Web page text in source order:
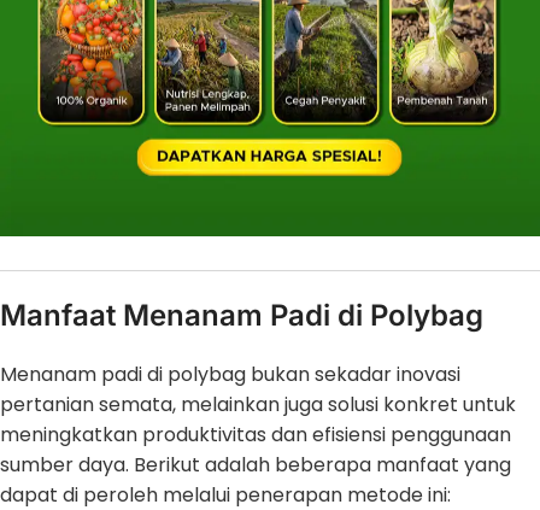
Manfaat Menanam Padi di Polybag
Menanam padi di polybag bukan sekadar inovasi
pertanian semata, melainkan juga solusi konkret untuk
meningkatkan produktivitas dan efisiensi penggunaan
sumber daya. Berikut adalah beberapa manfaat yang
dapat di peroleh melalui penerapan metode ini: